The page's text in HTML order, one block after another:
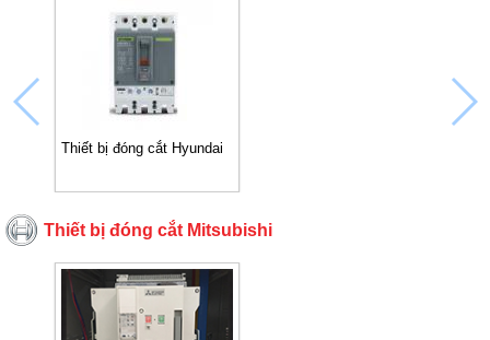
Thiết bị đóng cắt Hyundai
Thiết bị đóng cắt Mitsubishi